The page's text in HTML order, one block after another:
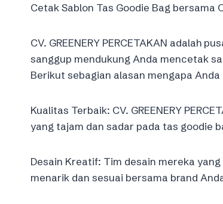
Cetak Sablon Tas Goodie Bag bersama
CV. GREENERY PERCETAKAN adalah
sanggup mendukung Anda mencetak
Berikut sebagian alasan mengapa
Kualitas Terbaik: CV. GREENERY
yang tajam dan sadar pada tas goodie
Desain Kreatif: Tim desain mereka
menarik dan sesuai bersama brand